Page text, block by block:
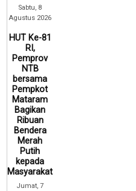
Sabtu, 8
Agustus 2026
HUT Ke-81
RI,
Pemprov
NTB
bersama
Pempkot
Mataram
Bagikan
Ribuan
Bendera
Merah
Putih
kepada
Masyarakat
Jumat, 7